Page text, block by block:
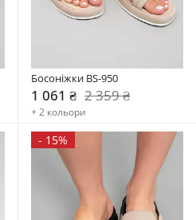
Босоніжки BS-950
1 061 ₴ 2 359 ₴
+ 2 кольори
- 15%